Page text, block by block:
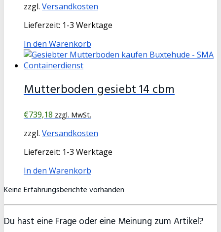
zzgl. Versandkosten
Lieferzeit: 1-3 Werktage
In den Warenkorb
Mutterboden gesiebt 14 cbm
€739,18 zzgl. MwSt.
zzgl. Versandkosten
Lieferzeit: 1-3 Werktage
In den Warenkorb
Keine Erfahrungsberichte vorhanden
Du hast eine Frage oder eine Meinung zum Artikel?